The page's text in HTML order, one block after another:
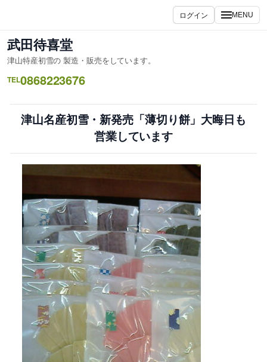
を
ス
キ
ッ
ログイン MENU
武田待喜堂
津山特産初雪の 製造・販売をしています。
TEL0868223676
津山名産初雪・新発売「薄切り餅」大晦日も
営業しています